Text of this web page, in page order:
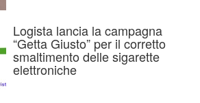
Logista lancia la campagna
“Getta Giusto” per il corretto
smaltimento delle sigarette
elettroniche